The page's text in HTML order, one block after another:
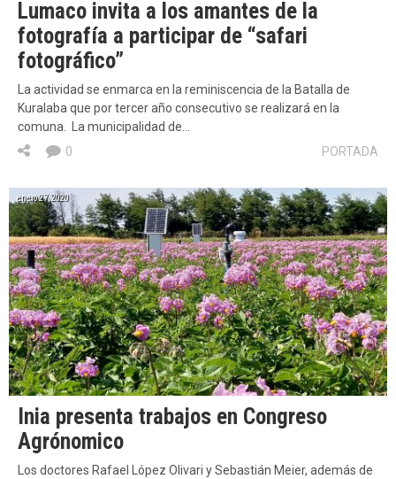
Lumaco invita a los amantes de la
fotografía a participar de “safari
fotográfico”
La actividad se enmarca en la reminiscencia de la Batalla de
Kuralaba que por tercer año consecutivo se realizará en la
comuna. La municipalidad de…
PORTADA
0
enero 27, 2020
Inia presenta trabajos en Congreso
Agrónomico
Los doctores Rafael López Olivari y Sebastián Meier, además de